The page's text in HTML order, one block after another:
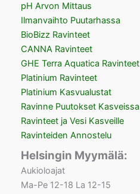
pH Arvon Mittaus
Ilmanvaihto Puutarhassa
BioBizz Ravinteet
CANNA Ravinteet
GHE Terra Aquatica Ravinteet
Platinium Ravinteet
Platinium Kasvualustat
Ravinne Puutokset Kasveissa
Ravinteet ja Vesi Kasveille
Ravinteiden Annostelu
Helsingin Myymälä:
Aukioloajat
Ma-Pe 12-18 La 12-15